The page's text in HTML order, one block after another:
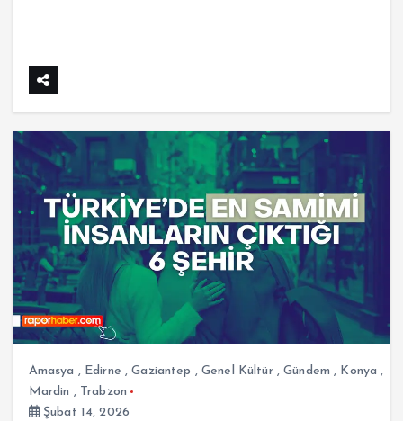
Amasya , Edirne ,Gaziantep , Genel Kültür,Gündem , Konya ,
Mardin , Trabzon
Şubat 14, 2026